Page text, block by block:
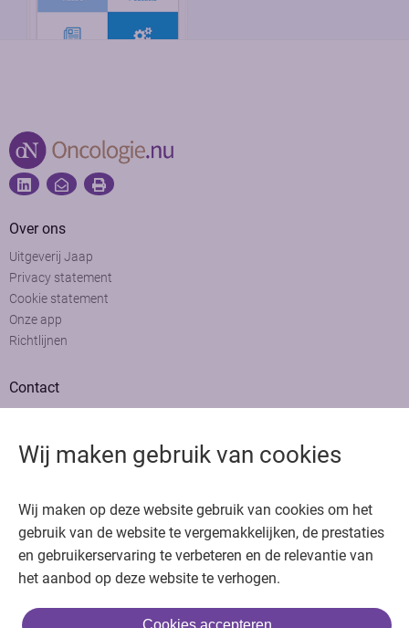
Wij maken gebruik van cookies
Wij maken op deze website gebruik van cookies om het
gebruik van de website te vergemakkelijken, de prestaties
en gebruikerservaring te verbeteren en de relevantie van
het aanbod op deze website te verhogen.
Bedankt voor het bezoeken van Oncologie.nu
Krijg gratis toegang in 30 seconden of log in om verder te gaan
Over ons
Uitgeverij Jaap
Privacy statement
Cookie statement
Onze app
Richtlijnen
Contact
Adverteren
Copyright © 2026. Uitgeverij Jaap. Alle rechten voorbehouden.